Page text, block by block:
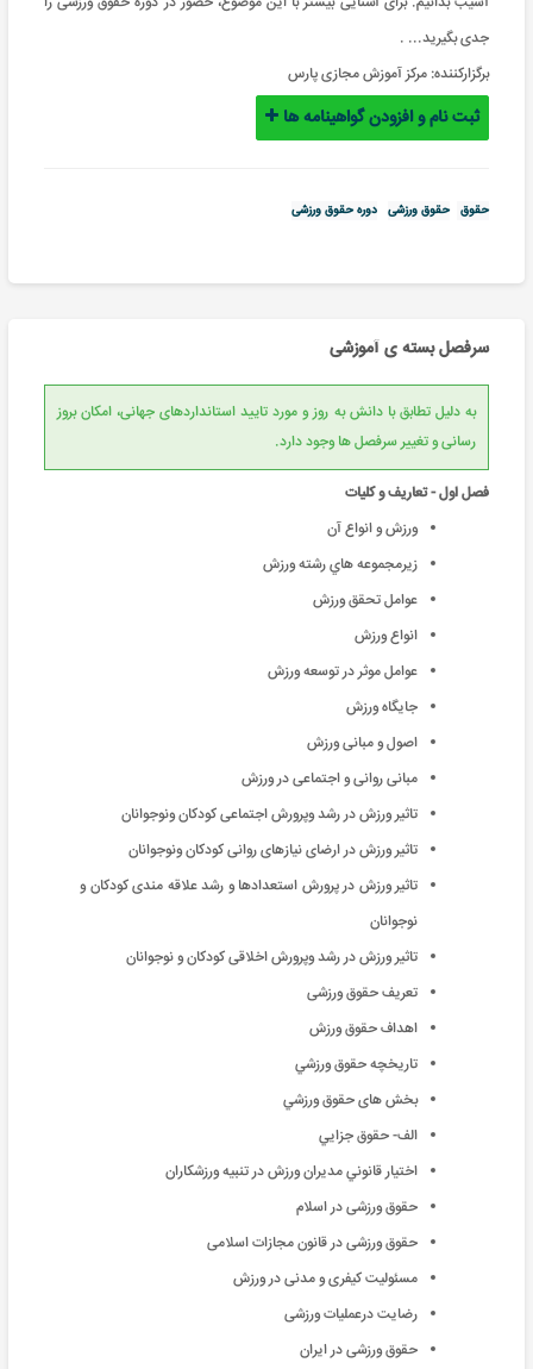
جدی بگیرید... .
برگزارکننده: مرکز آموزش مجازی پارس
ثبت نام و افزودن گواهینامه ها
حقوق حقوق ورزشی دوره حقوق ورزشی
سرفصل بسته ی آموزشی
به دلیل تطابق با دانش به روز و مورد تایید استانداردهای جهانی، امکان بروز
رسانی و تغییر سرفصل ها وجود دارد.
فصل اول - تعاریف و کلیات
ورزش و انواع آن
زيرمجموعه هاي رشته ورزش
عوامل تحقق ورزش
انواع ورزش
عوامل موثر در توسعه ورزش
جايگاه ورزش
اصول و مبانی ورزش
مبانی روانی و اجتماعی در ورزش
تاثیر ورزش در رشد وپرورش اجتماعی کودکان ونوجوانان
تاثیر ورزش در ارضای نیازهای روانی کودکان ونوجوانان
تاثیر ورزش در پرورش استعدادها و رشد علاقه مندی کودکان و
نوجوانان
تاثیر ورزش در رشد وپرورش اخلاقی کودکان و نوجوانان
تعریف حقوق ورزشی
اهداف حقوق ورزش
تاريخچه حقوق ورزشي
بخش های حقوق ورزشي
الف- حقوق جزايي
اختيار قانوني مديران ورزش در تنبيه ورزشکاران
حقوق ورزشی در اسلام
حقوق ورزشی در قانون مجازات اسلامی
مسئولیت کیفری و مدنی در ورزش
رضایت درعملیات ورزشی
حقوق ورزشی در ایران